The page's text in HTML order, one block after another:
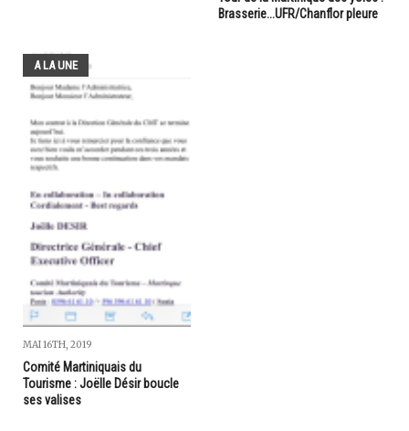
Brasserie...UFR/Chanflor pleure
A LA UNE
MAI 16TH, 2019
Comité Martiniquais du
Tourisme : Joëlle Désir boucle
ses valises